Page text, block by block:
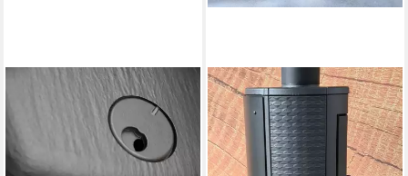
Kaminofen Gussofen Plamen
8,00 kW
Nennwärmeleistung
80,50 %
PLAMEN
Kaminofen Tara, Gusseisen
6,00 kW
Nennwärmeleistung
84,00 %
Wirkungsgrad
Produktdatenblatt